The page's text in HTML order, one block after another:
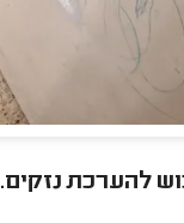
להערכת נזקים.